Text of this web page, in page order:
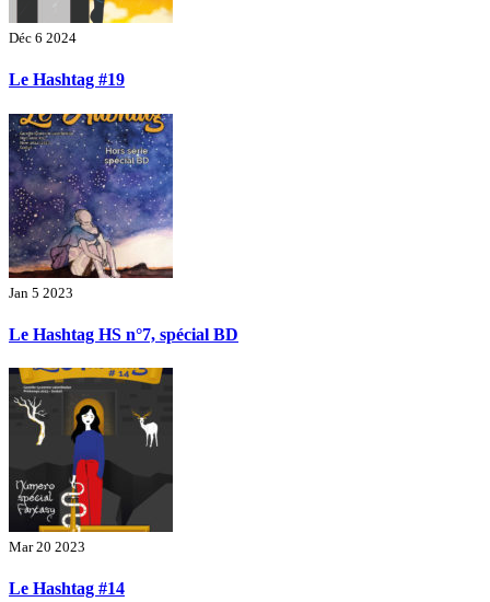
Déc 6 2024
Le Hashtag #19
Jan 5 2023
Le Hashtag HS n°7, spécial BD
Mar 20 2023
Le Hashtag #14